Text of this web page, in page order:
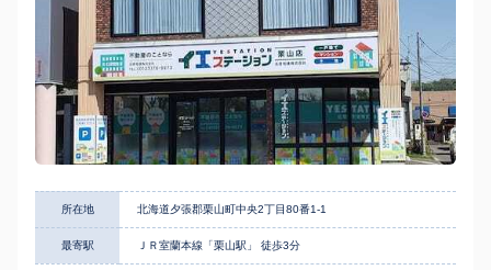
所在地 北海道夕張郡栗山町中央2丁目80番1-1
最寄駅 ＪＲ室蘭本線「栗山駅」 徒歩3分